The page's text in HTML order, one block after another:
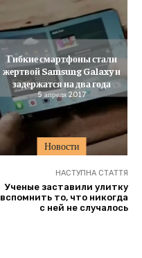
Новости
Гибкие смартфоны стали
жертвой Samsung Galaxy и
задержатся на два года
5 апреля 2017
НАСТУПНА СТАТТЯ
Ученые заставили улитку
вспомнить то, что никогда
с ней не случалось